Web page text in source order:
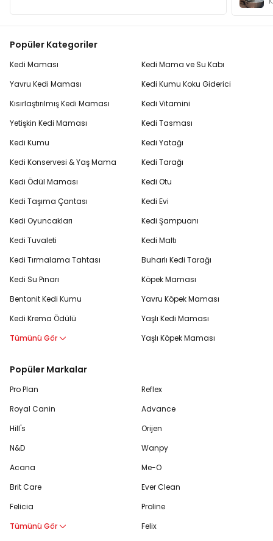
Popüler Kategoriler
Kedi Maması
Yavru Kedi Maması
Kısırlaştırılmış Kedi Maması
Yetişkin Kedi Maması
Kedi Kumu
Kedi Konservesi & Yaş Mama
Kedi Ödül Maması
Kedi Taşıma Çantası
Kedi Oyuncakları
Kedi Tuvaleti
Kedi Tırmalama Tahtası
Kedi Su Pınarı
Bentonit Kedi Kumu
Kedi Krema Ödülü
Tümünü Gör
Kedi Mama ve Su Kabı
Kedi Kumu Koku Giderici
Kedi Vitamini
Kedi Tasması
Kedi Yatağı
Kedi Tarağı
Kedi Otu
Kedi Evi
Kedi Şampuanı
Kedi Maltı
Buharlı Kedi Tarağı
Köpek Maması
Yavru Köpek Maması
Yaşlı Kedi Maması
Yaşlı Köpek Maması
Popüler Markalar
Pro Plan
Royal Canin
Hill's
N&D
Acana
Brit Care
Felicia
Tümünü Gör
Reflex
Advance
Orijen
Wanpy
Me-O
Ever Clean
Proline
Felix